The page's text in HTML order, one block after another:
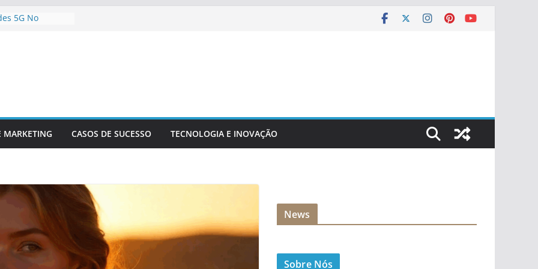
5G No
Futuras
De Dados
MARKETING CASOS DE SUCESSO TECNOLOGIA E INOVAÇÃO
News
Sobre Nós